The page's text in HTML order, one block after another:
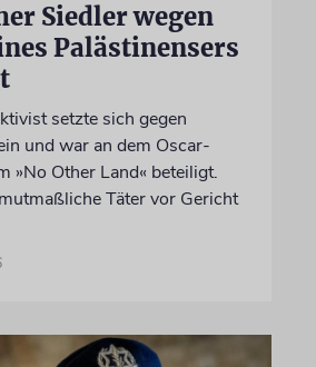
Siedler wegen
Palästinensers
setzte sich gegen
und war an dem Oscar-
»No Other Land« beteiligt.
Täter vor Gericht